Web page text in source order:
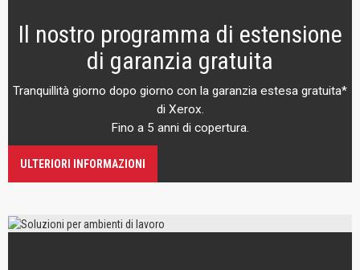
Il nostro programma di estensione
di garanzia gratuita
Tranquillità giorno dopo giorno con la garanzia estesa gratuita*
di Xerox.
Fino a 5 anni di copertura.
ULTERIORI INFORMAZIONI